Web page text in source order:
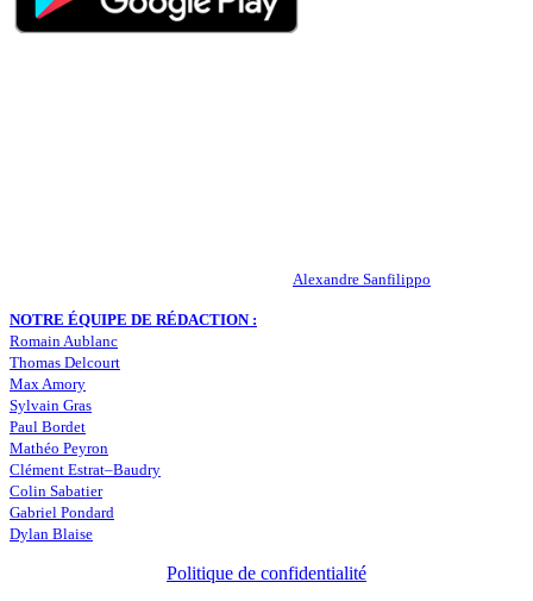
Alexandre Sanfilippo
NOTRE ÉQUIPE DE RÉDACTION :
Romain Aublanc
Thomas Delcourt
Max Amory
Sylvain Gras
Paul Bordet
Mathéo Peyron
Clément Estrat–Baudry
Colin Sabatier
Gabriel Pondard
Dylan Blaise
Politique de confidentialité